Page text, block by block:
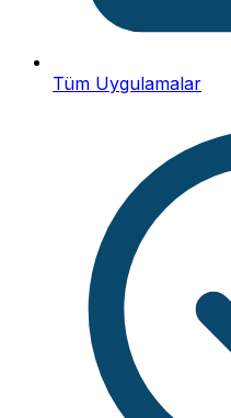
Tüm Uygulamalar